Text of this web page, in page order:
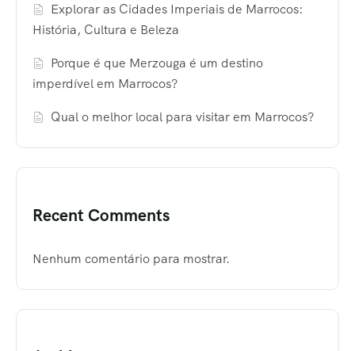
Explorar as Cidades Imperiais de Marrocos:
História, Cultura e Beleza
Porque é que Merzouga é um destino
imperdível em Marrocos?
Qual o melhor local para visitar em Marrocos?
Recent Comments
Nenhum comentário para mostrar.